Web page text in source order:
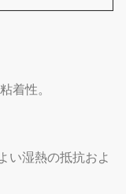
着性。
い湿熱の抵抗およ